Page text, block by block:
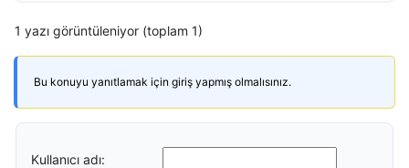
1 yazı görüntüleniyor (toplam 1)
Bu konuyu yanıtlamak için giriş yapmış olmalısınız.
Kullanıcı adı: